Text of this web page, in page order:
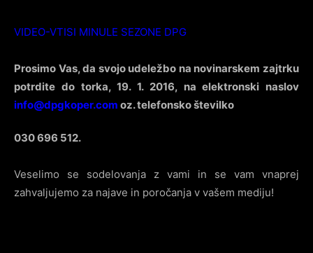
VIDEO-VTISI MINULE SEZONE DPG
Prosimo Vas, da svojo udeležbo na novinarskem zajtrku
potrdite do torka, 19. 1. 2016, na elektronski naslov
info@dpgkoper.com oz. telefonsko številko
030 696 512.
Veselimo se sodelovanja z vami in se vam vnaprej
zahvaljujemo za najave in poročanja v vašem mediju!